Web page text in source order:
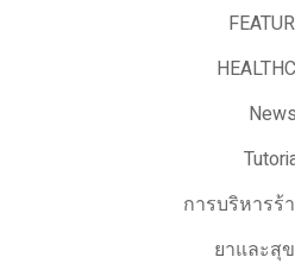
News
การบริหารร้
ยาและสุ